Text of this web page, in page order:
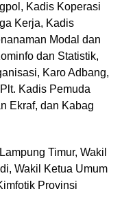
Kadis Koperasi
Kerja, Kadis
Modal dan
dan Statistik,
Karo Adbang,
Kadis Pemuda
Ekraf, dan Kabag
Timur, Wakil
Wakil Ketua Umum
Provinsi